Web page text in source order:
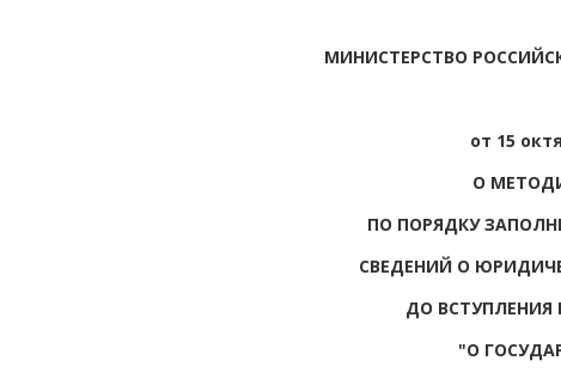
МИНИСТЕРСТВО
от 15
О
ПО ПОРЯДКУ
СВЕДЕНИЙ О
ДО ВСТУПЛЕНИЯ
"О